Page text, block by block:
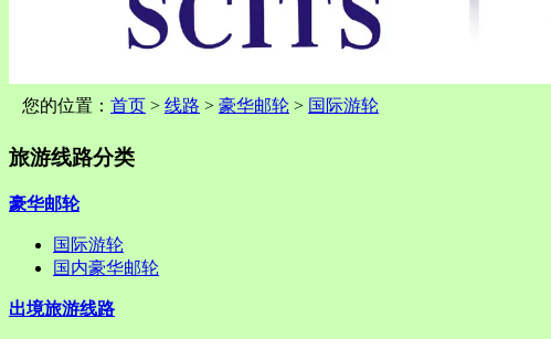
您的位置： 首页 > 线路 > 豪华邮轮 > 国际游轮
旅游线路分类
豪华邮轮
国际游轮
国内豪华邮轮
出境旅游线路